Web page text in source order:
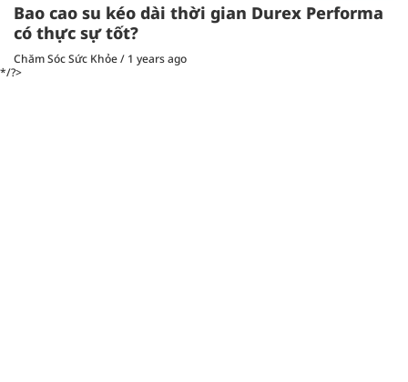
Bao cao su kéo dài thời gian Durex Performa
có thực sự tốt?
Chăm Sóc Sức Khỏe/ 1 years ago
*/?>